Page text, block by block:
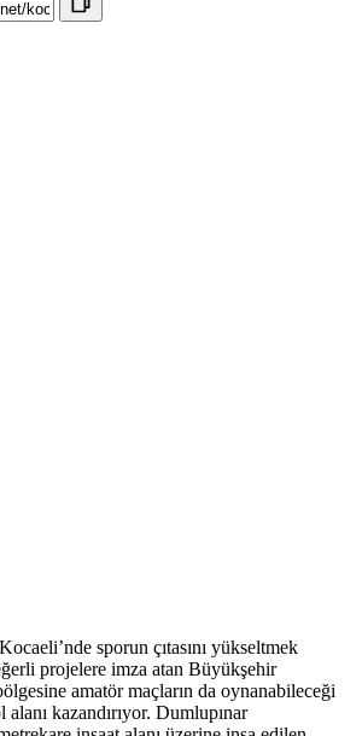
sporun çıtasını yükseltmek
projelere imza atan Büyükşehir
amatör maçların da oynanabileceği
kazandırıyor. Dumlupınar